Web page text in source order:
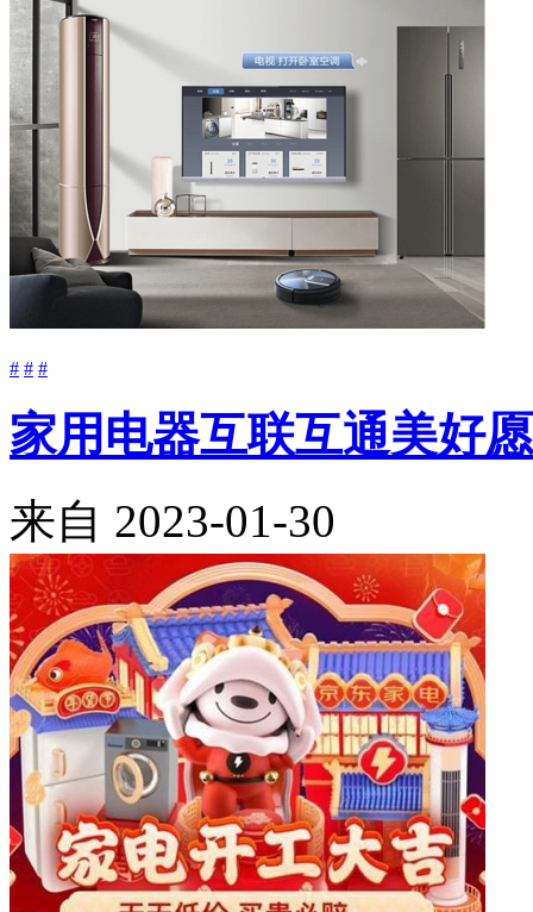
# # #
家用电器互联互通美好
来自 2023-01-30